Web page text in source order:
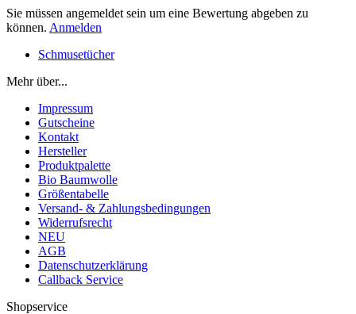
Sie müssen angemeldet sein um eine Bewertung abgeben zu
können. Anmelden
Schmusetücher
Mehr über...
Impressum
Gutscheine
Kontakt
Hersteller
Produktpalette
Bio Baumwolle
Größentabelle
Versand- & Zahlungsbedingungen
Widerrufsrecht
NEU
AGB
Datenschutzerklärung
Callback Service
Shopservice